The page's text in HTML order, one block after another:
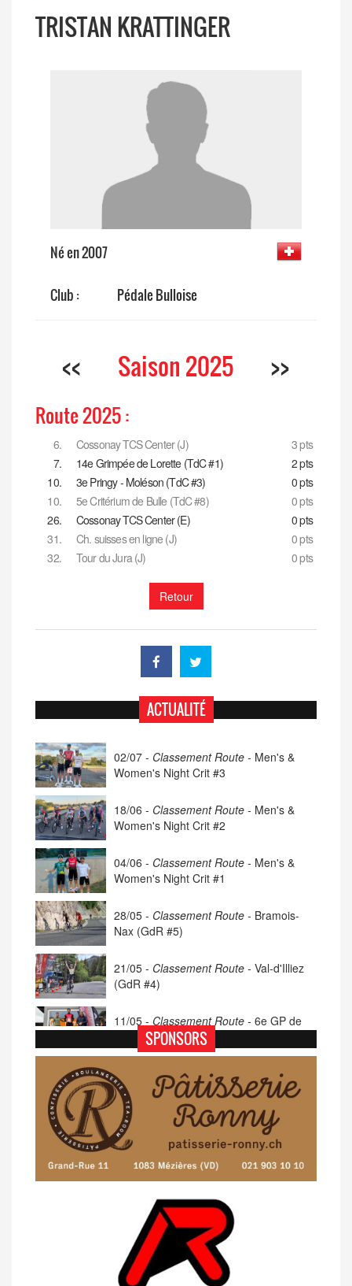
TRISTAN KRATTINGER
Né en 2007
Club : Pédale Bulloise
<< Saison 2025 >>
Route 2025 :
6. Cossonay TCS Center (J)
3 pts
7.
14e Grimpée de Lorette (TdC #1)
2 pts
10.
3e Pringy - Moléson (TdC #3)
0 pts
10.
5e Critérium de Bulle (TdC #8)
0 pts
26.
Cossonay TCS Center (E)
0 pts
31.
Ch. suisses en ligne (J)
0 pts
32.
Tour du Jura (J) 0 pts
Retour
ACTUALITÉ
02/07 - Classement Route - Men's &
Women's Night Crit #3
18/06 - Classement Route - Men's &
Women's Night Crit #2
04/06 - Classement Route - Men's &
Women's Night Crit #1
28/05 - Classement Route - Bramois-
Nax (GdR #5)
21/05 - Classement Route - Val-d'Illiez
(GdR #4)
11/05 - Classement Route - 6e GP de
Porsel (TdC #4)
07/05 - Classement Route -
Blonay-Les
Pléiades (GdR #3)
23/04 - Classement Route -4e Pringy -
Moléson (TdC #3)
14/04 -Photos -Les photos du 5e GP
de Semsales
14/04 -Classement Route -
Semsales (TdC #2)
SPONSORS